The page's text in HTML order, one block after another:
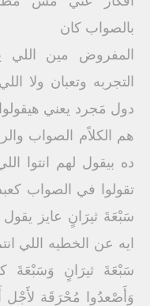
بالصواب كان
المفروض مين اللي
التجربه وتعبان ولا
دول مَجرد يعني
هم الكلاًم الصواب
ده بيقول لهم انتوا
تقولوا في الصواب
سَبْعَةَ ثيرَانٍ عايز يقول
ايه عن الخطيه اللي
سَبْعَةَ ثيرَانٍ وَسَبْعَةَ
وَأَصْعدُوا مُحْرَقَة